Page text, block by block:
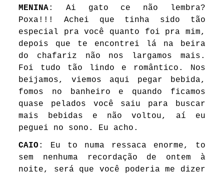
MENINA: Ai gato ce não lembra?
Poxa!!! Achei que tinha sido tão
especial pra você quanto foi pra mim,
depois que te encontrei lá na beira
do chafariz não nos largamos mais.
Foi tudo tão lindo e romântico. Nos
beijamos, viemos aqui pegar bebida,
fomos no banheiro e quando ficamos
quase pelados você saiu para buscar
mais bebidas e não voltou, aí eu
peguei no sono. Eu acho.
CAIO : Eu to numa ressaca enorme, to
sem nenhuma recordação de ontem à
noite, será que você poderia me dizer